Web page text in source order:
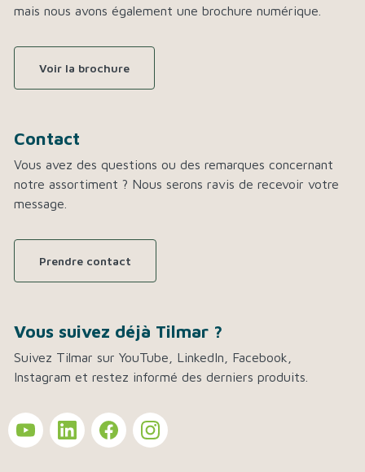
mais nous avons également une brochure numérique.
Voir la brochure
Contact
Vous avez des questions ou des remarques concernant
notre assortiment ? Nous serons ravis de recevoir votre
message.
Prendre contact
Vous suivez déjà Tilmar ?
Suivez Tilmar sur YouTube, LinkedIn, Facebook,
Instagram et restez informé des derniers produits.